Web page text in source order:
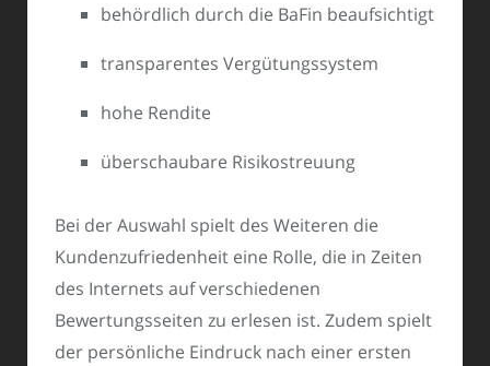
behördlich durch die BaFin beaufsichtigt
transparentes Vergütungssystem
hohe Rendite
überschaubare Risikostreuung
Bei der Auswahl spielt des Weiteren die
Kundenzufriedenheit eine Rolle, die in Zeiten
des Internets auf verschiedenen
Bewertungsseiten zu erlesen ist. Zudem spielt
der persönliche Eindruck nach einer ersten